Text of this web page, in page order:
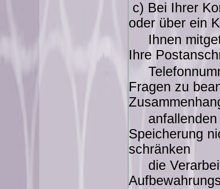
c) Bei Ihrer
oder über ein
Ihnen
Ihre
Fragen zu
anfallenden
Speicherung
schränken
die